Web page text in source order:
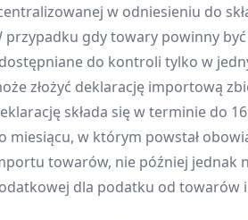
w odniesieniu do
przypadku gdy towary powinny
do kontroli tylko w
złożyć deklarację importową
składa się w terminie do
miesiącu, w którym powstał
towarów, nie później jednak
dla podatku od towarów i